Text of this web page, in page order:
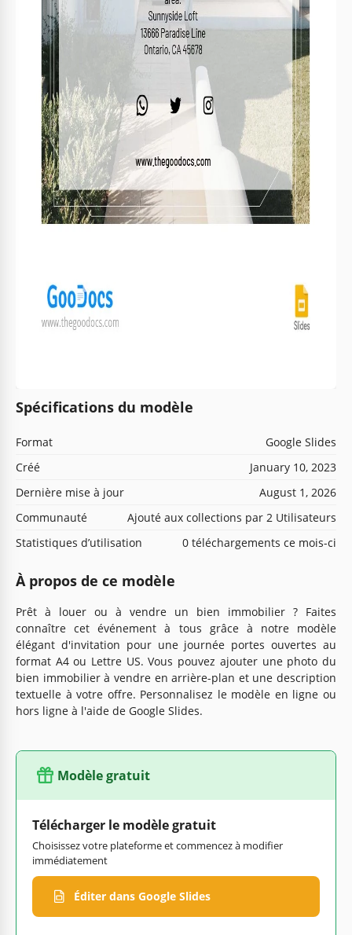
Spécifications du modèle
Format
Google Slides
Créé
January 10, 2023
Dernière mise à jour
August 1, 2026
Communauté
Ajouté aux collections par 2 Utilisateurs
Statistiques d’utilisation
0 téléchargements ce mois-ci
À propos de ce modèle
Prêt à louer ou à vendre un bien immobilier ? Faites
connaître cet événement à tous grâce à notre modèle
élégant d'invitation pour une journée portes ouvertes au
format A4 ou Lettre US. Vous pouvez ajouter une photo du
bien immobilier à vendre en arrière-plan et une description
textuelle à votre offre. Personnalisez le modèle en ligne ou
hors ligne à l'aide de Google Slides.
Modèle gratuit
Télécharger le modèle gratuit
Choisissez votre plateforme et commencez à modifier
immédiatement
Éditer dans Google Slides